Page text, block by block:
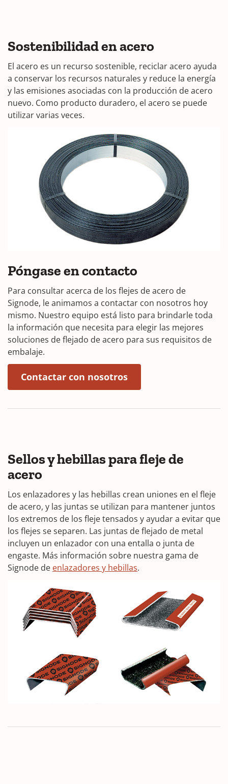
Sostenibilidad en acero
El acero es un recurso sostenible, reciclar acero ayuda
a conservar los recursos naturales y reduce la energía
y las emisiones asociadas con la producción de acero
nuevo. Como producto duradero, el acero se puede
utilizar varias veces.
Póngase en contacto
Para consultar acerca de los flejes de acero de
Signode, le animamos a contactar con nosotros hoy
mismo. Nuestro equipo está listo para brindarle toda
la información que necesita para elegir las mejores
soluciones de flejado de acero para sus requisitos de
embalaje.
Contactar con nosotros(Opens in a new
Sellos y hebillas para fleje de
acero
Los enlazadores y las hebillas crean uniones en el fleje
de acero, y las juntas se utilizan para mantener juntos
los extremos de los fleje tensados y ayudar a evitar que
los flejes se separen. Las juntas de flejado de metal
incluyen un enlazador con una entalla o junta de
engaste. Más información sobre nuestra gama de
Signode de enlazadores y hebillas.